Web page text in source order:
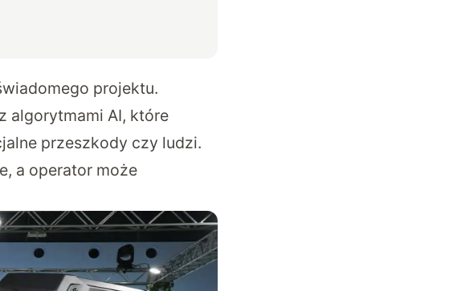
projektu.
algorytmami AI, które
przeszkody czy ludzi.
a operator może